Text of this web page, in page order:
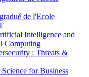
de l'Ecole
Intelligence and
Computing
: Threats &
for Business